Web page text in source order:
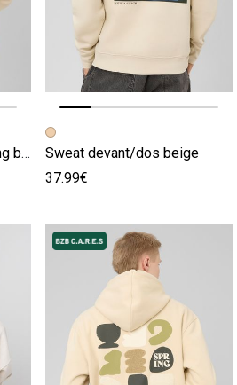
Sweat licence Keith Haring beige
Image précédente
Image suivante
Sweat devant/dos beige
37.99€